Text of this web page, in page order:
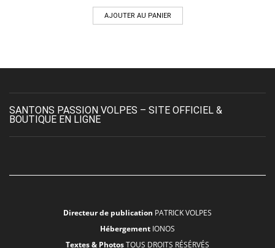
AJOUTER AU PANIER
SANTONS PASSION VOLPES – SITE OFFICIEL &
BOUTIQUE EN LIGNE
Directeur de publication PATRICK VOLPES
Hébergement IONOS
Textes & PhotosTOUS DROITS RÉSÉRVÉS